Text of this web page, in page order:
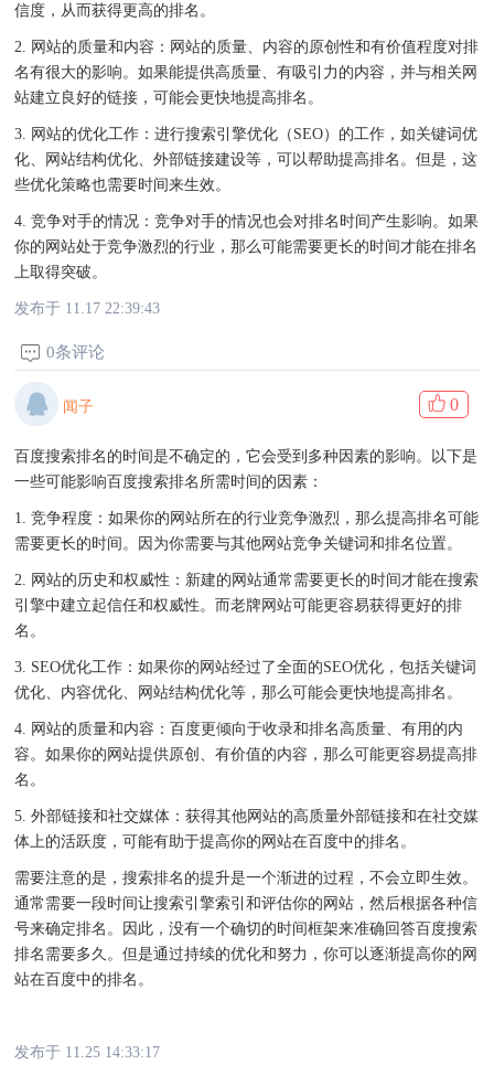
信度，从而获得更高的排名。
2. 网站的质量和内容：网站的质量、内容的原创性和有价值程度对排
名有很大的影响。如果能提供高质量、有吸引力的内容，并与相关网
站建立良好的链接，可能会更快地提高排名。
3. 网站的优化工作：进行搜索引擎优化（SEO）的工作，如关键词优
化、网站结构优化、外部链接建设等，可以帮助提高排名。但是，这
些优化策略也需要时间来生效。
4. 竞争对手的情况：竞争对手的情况也会对排名时间产生影响。如果
你的网站处于竞争激烈的行业，那么可能需要更长的时间才能在排名
上取得突破。
发布于 11.17 22:39:43
0条评论
闻子 0
百度搜索排名的时间是不确定的，它会受到多种因素的影响。以下是
一些可能影响百度搜索排名所需时间的因素：
1. 竞争程度：如果你的网站所在的行业竞争激烈，那么提高排名可能
需要更长的时间。因为你需要与其他网站竞争关键词和排名位置。
2. 网站的历史和权威性：新建的网站通常需要更长的时间才能在搜索
引擎中建立起信任和权威性。而老牌网站可能更容易获得更好的排
名。
3. SEO优化工作：如果你的网站经过了全面的SEO优化，包括关键词
优化、内容优化、网站结构优化等，那么可能会更快地提高排名。
4. 网站的质量和内容：百度更倾向于收录和排名高质量、有用的内
容。如果你的网站提供原创、有价值的内容，那么可能更容易提高排
名。
5. 外部链接和社交媒体：获得其他网站的高质量外部链接和在社交媒
体上的活跃度，可能有助于提高你的网站在百度中的排名。
需要注意的是，搜索排名的提升是一个渐进的过程，不会立即生效。
通常需要一段时间让搜索引擎索引和评估你的网站，然后根据各种信
号来确定排名。因此，没有一个确切的时间框架来准确回答百度搜索
排名需要多久。但是通过持续的优化和努力，你可以逐渐提高你的网
站在百度中的排名。
发布于 11.25 14:33:17